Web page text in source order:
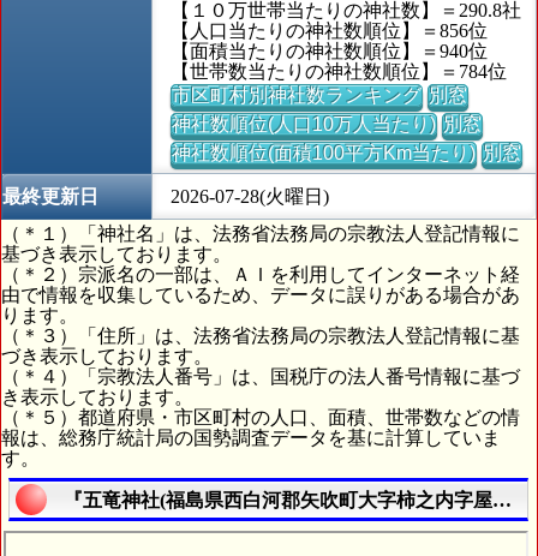
【１０万世帯当たりの神社数】＝290.8社
【人口当たりの神社数順位】＝856位
【面積当たりの神社数順位】＝940位
【世帯数当たりの神社数順位】＝784位
市区町村別神社数ランキング 別窓
神社数順位(人口10万人当たり) 別窓
神社数順位(面積100平方Km当たり) 別窓
最終更新日
2026-07-28(火曜日)
（＊１）「神社名」は、法務省法務局の宗教法人登記情報に
基づき表示しております。
（＊２）宗派名の一部は、ＡＩを利用してインターネット経
由で情報を収集しているため、データに誤りがある場合があ
ります。
（＊３）「住所」は、法務省法務局の宗教法人登記情報に基
づき表示しております。
（＊４）「宗教法人番号」は、国税庁の法人番号情報に基づ
き表示しております。
（＊５）都道府県・市区町村の人口、面積、世帯数などの情
報は、総務庁統計局の国勢調査データを基に計算していま
す。
『五竜神社(福島県西白河郡矢吹町大字柿之内字屋敷